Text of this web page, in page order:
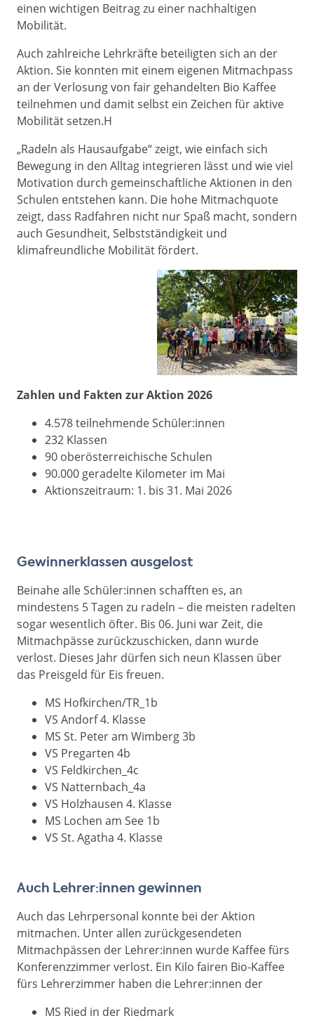
einen wichtigen Beitrag zu einer nachhaltigen
Mobilität.
Auch zahlreiche Lehrkräfte beteiligten sich an der
Aktion. Sie konnten mit einem eigenen Mitmachpass
an der Verlosung von fair gehandelten Bio Kaffee
teilnehmen und damit selbst ein Zeichen für aktive
Mobilität setzen.H
„Radeln als Hausaufgabe“ zeigt, wie einfach sich
Bewegung in den Alltag integrieren lässt und wie viel
Motivation durch gemeinschaftliche Aktionen in den
Schulen entstehen kann. Die hohe Mitmachquote
zeigt, dass Radfahren nicht nur Spaß macht, sondern
auch Gesundheit, Selbstständigkeit und
klimafreundliche Mobilität fördert.
Zahlen und Fakten zur Aktion 2026
4.578 teilnehmende Schüler:innen
232 Klassen
90 oberösterreichische Schulen
90.000 geradelte Kilometer im Mai
Aktionszeitraum: 1. bis 31. Mai 2026
Gewinnerklassen ausgelost
Beinahe alle Schüler:innen schafften es, an
mindestens 5 Tagen zu radeln – die meisten radelten
sogar wesentlich öfter. Bis 06. Juni war Zeit, die
Mitmachpässe zurückzuschicken, dann wurde
verlost. Dieses Jahr dürfen sich neun Klassen über
das Preisgeld für Eis freuen.
MS Hofkirchen/TR_1b
VS Andorf 4. Klasse
MS St. Peter am Wimberg 3b
VS Pregarten 4b
VS Feldkirchen_4c
VS Natternbach_4a
VS Holzhausen 4. Klasse
MS Lochen am See 1b
VS St. Agatha 4. Klasse
Auch Lehrer:innen gewinnen
Auch das Lehrpersonal konnte bei der Aktion
mitmachen. Unter allen zurückgesendeten
Mitmachpässen der Lehrer:innen wurde Kaffee fürs
Konferenzzimmer verlost. Ein Kilo fairen Bio-Kaffee
fürs Lehrerzimmer haben die Lehrer:innen der
MS Ried in der Riedmark